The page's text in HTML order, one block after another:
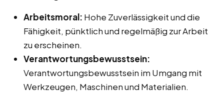
Arbeitsmoral: Hohe Zuverlässigkeit und die
Fähigkeit, pünktlich und regelmäßig zur Arbeit
zu erscheinen.
Verantwortungsbewusstsein:
Verantwortungsbewusstsein im Umgang mit
Werkzeugen, Maschinen und Materialien.